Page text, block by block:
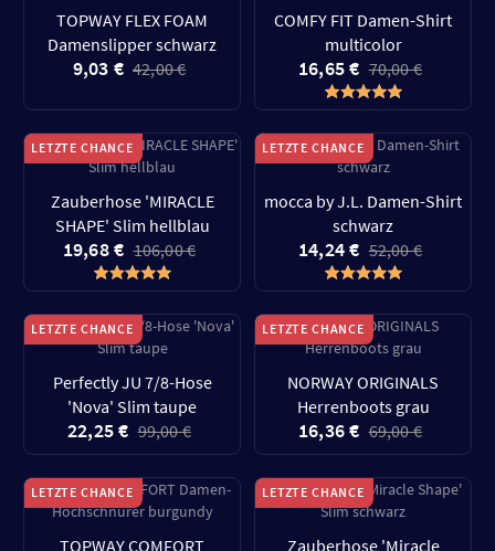
TOPWAY FLEX FOAM
Damenslipper schwarz
9,03 € 42,00 €
COMFY FIT Damen-Shirt
multicolor
16,65 € 70,00 €
LETZTE CHANCE
Zauberhose 'MIRACLE
SHAPE' Slim hellblau
19,68 € 106,00 €
LETZTE CHANCE
mocca by J.L. Damen-Shirt
schwarz
14,24 € 52,00 €
LETZTE CHANCE
Perfectly JU 7/8-Hose
'Nova' Slim taupe
22,25 € 99,00 €
LETZTE CHANCE
NORWAY ORIGINALS
Herrenboots grau
16,36 € 69,00 €
LETZTE CHANCE
TOPWAY COMFORT
LETZTE CHANCE
Zauberhose 'Miracle